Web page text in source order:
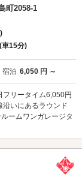
町2058-1
(車15分)
宿泊 6,050 円 ～
リータイム6,050円
いにあるラウンド
ームワンガレージタ